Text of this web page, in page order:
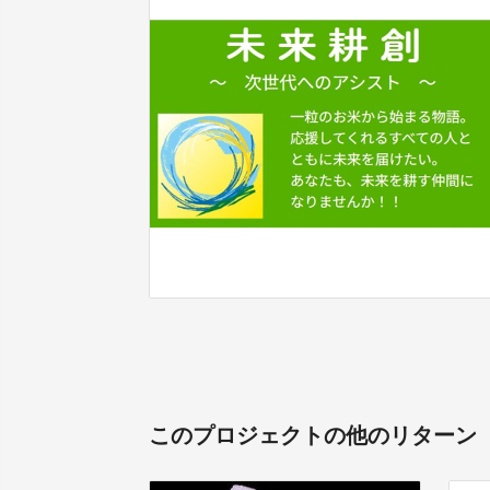
このプロジェクトの他のリターン